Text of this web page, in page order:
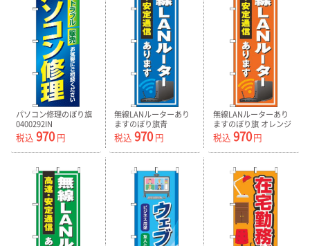
パソコン修理のぼり旗
0400292IN
税込 970 円
無線LANルーターあり
ますのぼり旗青
0370102IN
税込 970円
無線LANルーターあり
ますのぼり旗 オレンジ
色 0370103IN
税込 970円